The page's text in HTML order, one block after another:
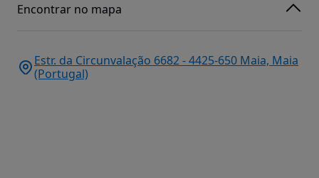
Encontrar no mapa
Estr. da Circunvalação 6682 - 4425-650 Maia, Maia
(Portugal)